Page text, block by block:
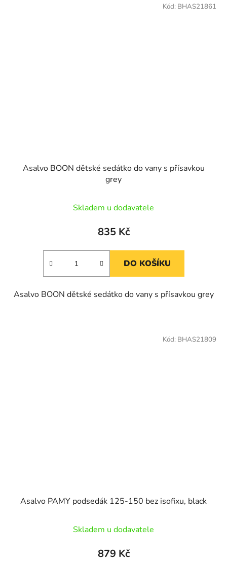
Asalvo BOON dětské sedátko do vany s přísavkou
grey
Skladem u dodavatele
835 Kč
DO KOŠÍKU
Asalvo BOON dětské sedátko do vany s přísavkou grey
Kód: BHAS21861
Asalvo PAMY podsedák 125-150 bez isofixu, black
Skladem u dodavatele
879 Kč
Kód: BHAS21809